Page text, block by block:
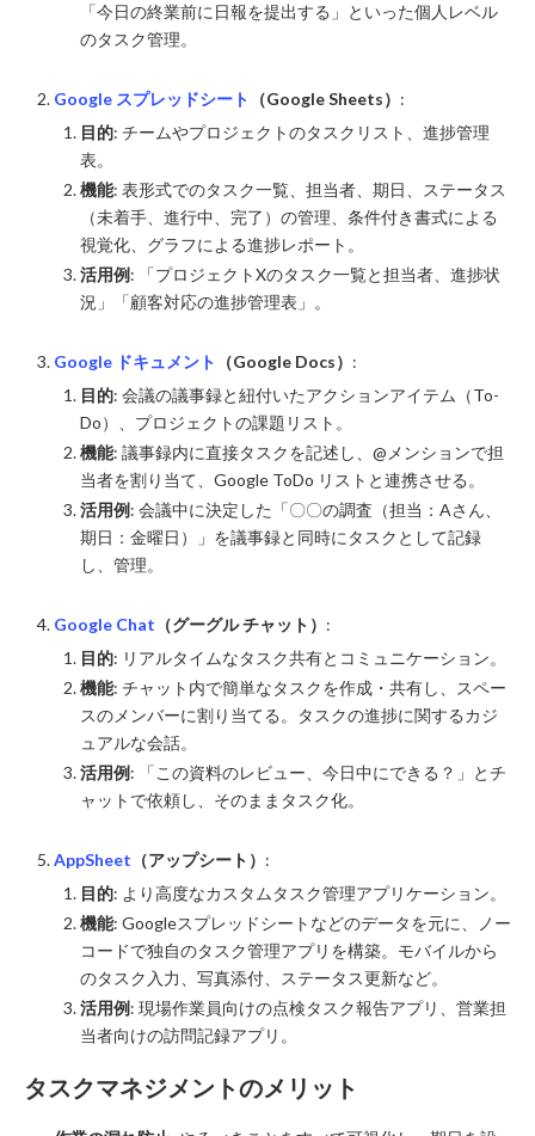
「今日の終業前に日報を提出する」といった個人レベル
のタスク管理。
Google スプレッドシート （Google Sheets） :
目的: チームやプロジェクトのタスクリスト、進捗管理
表。
機能: 表形式でのタスク一覧、担当者、期日、ステータス
（未着手、進行中、完了）の管理、条件付き書式による
視覚化、グラフによる進捗レポート。
活用例: 「プロジェクトXのタスク一覧と担当者、進捗状
況」「顧客対応の進捗管理表」。
Google ドキュメント （Google Docs） :
目的: 会議の議事録と紐付いたアクションアイテム（To-
Do）、プロジェクトの課題リスト。
機能: 議事録内に直接タスクを記述し、@メンションで担
当者を割り当て、Google ToDo リストと連携させる。
活用例: 会議中に決定した「〇〇の調査（担当：Aさん、
期日：金曜日）」を議事録と同時にタスクとして記録
し、管理。
Google Chat （グーグル チャット） :
目的: リアルタイムなタスク共有とコミュニケーション。
機能: チャット内で簡単なタスクを作成・共有し、スペー
スのメンバーに割り当てる。タスクの進捗に関するカジ
ュアルな会話。
活用例: 「この資料のレビュー、今日中にできる？」とチ
ャットで依頼し、そのままタスク化。
AppSheet （アップシート） :
目的: より高度なカスタムタスク管理アプリケーション。
機能: Googleスプレッドシートなどのデータを元に、ノー
コードで独自のタスク管理アプリを構築。モバイルから
のタスク入力、写真添付、ステータス更新など。
活用例: 現場作業員向けの点検タスク報告アプリ、営業担
当者向けの訪問記録アプリ。
タスクマネジメントのメリット